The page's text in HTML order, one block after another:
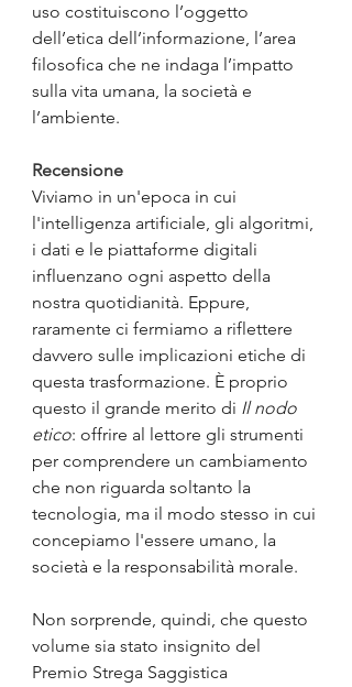
uso costituiscono l’oggetto
dell’etica dell’informazione, l’area
filosofica che ne indaga l’impatto
sulla vita umana, la società e
l’ambiente.
Recensione
Viviamo in un'epoca in cui
l'intelligenza artificiale, gli algoritmi,
i dati e le piattaforme digitali
influenzano ogni aspetto della
nostra quotidianità. Eppure,
raramente ci fermiamo a riflettere
davvero sulle implicazioni etiche di
questa trasformazione. È proprio
questo il grande merito di Il nodo
etico: offrire al lettore gli strumenti
per comprendere un cambiamento
che non riguarda soltanto la
tecnologia, ma il modo stesso in cui
concepiamo l'essere umano, la
società e la responsabilità morale.
Non sorprende, quindi, che questo
volume sia stato insignito del
Premio Strega Saggistica